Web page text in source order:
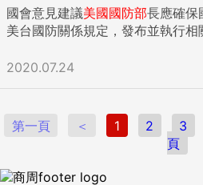
國會意見建議美國國防部長應確保
美台國防關係規定，發布並執行
2020.07.24
第一頁 ＜ 1 2 3
頁